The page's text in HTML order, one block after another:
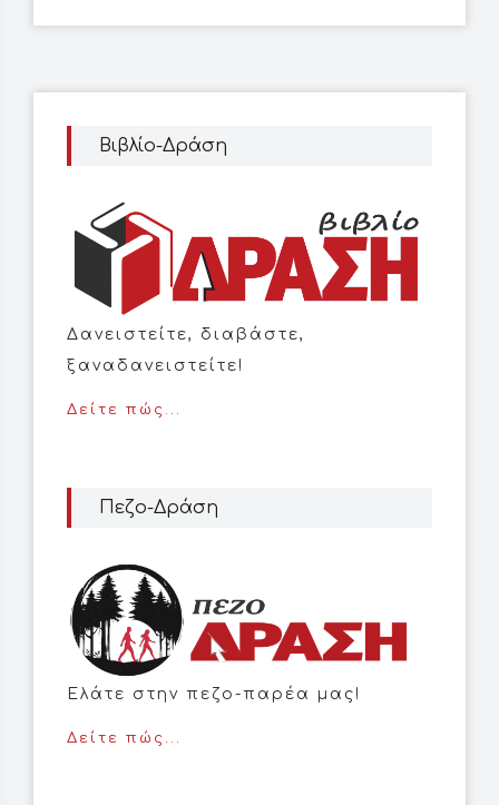
Βιβλίο-Δράση
Δανειστείτε, διαβάστε,
ξαναδανειστείτε!
Δείτε πώς...
Πεζο-Δράση
Ελάτε στην πεζο-παρέα μας!
Δείτε πώς...